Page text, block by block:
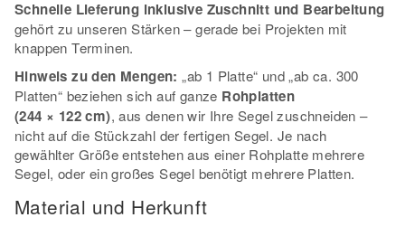
Schnelle Lieferung inklusive Zuschnitt und Bearbeitung
gehört zu unseren Stärken – gerade bei Projekten mit
knappen Terminen.
Hinweis zu den Mengen: „ab 1 Platte“ und „ab ca. 300
Platten“ beziehen sich auf ganze Rohplatten
(244 × 122 cm), aus denen wir Ihre Segel zuschneiden –
nicht auf die Stückzahl der fertigen Segel. Je nach
gewählter Größe entstehen aus einer Rohplatte mehrere
Segel, oder ein großes Segel benötigt mehrere Platten.
Material und Herkunft